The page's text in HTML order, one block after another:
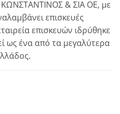
ΚΩΝΣΤΑΝΤΙΝΟΣ & ΣΙΑ ΟΕ, με
επισκευές
επισκευών ιδρύθηκε
ως ένα από τα μεγαλύτερα